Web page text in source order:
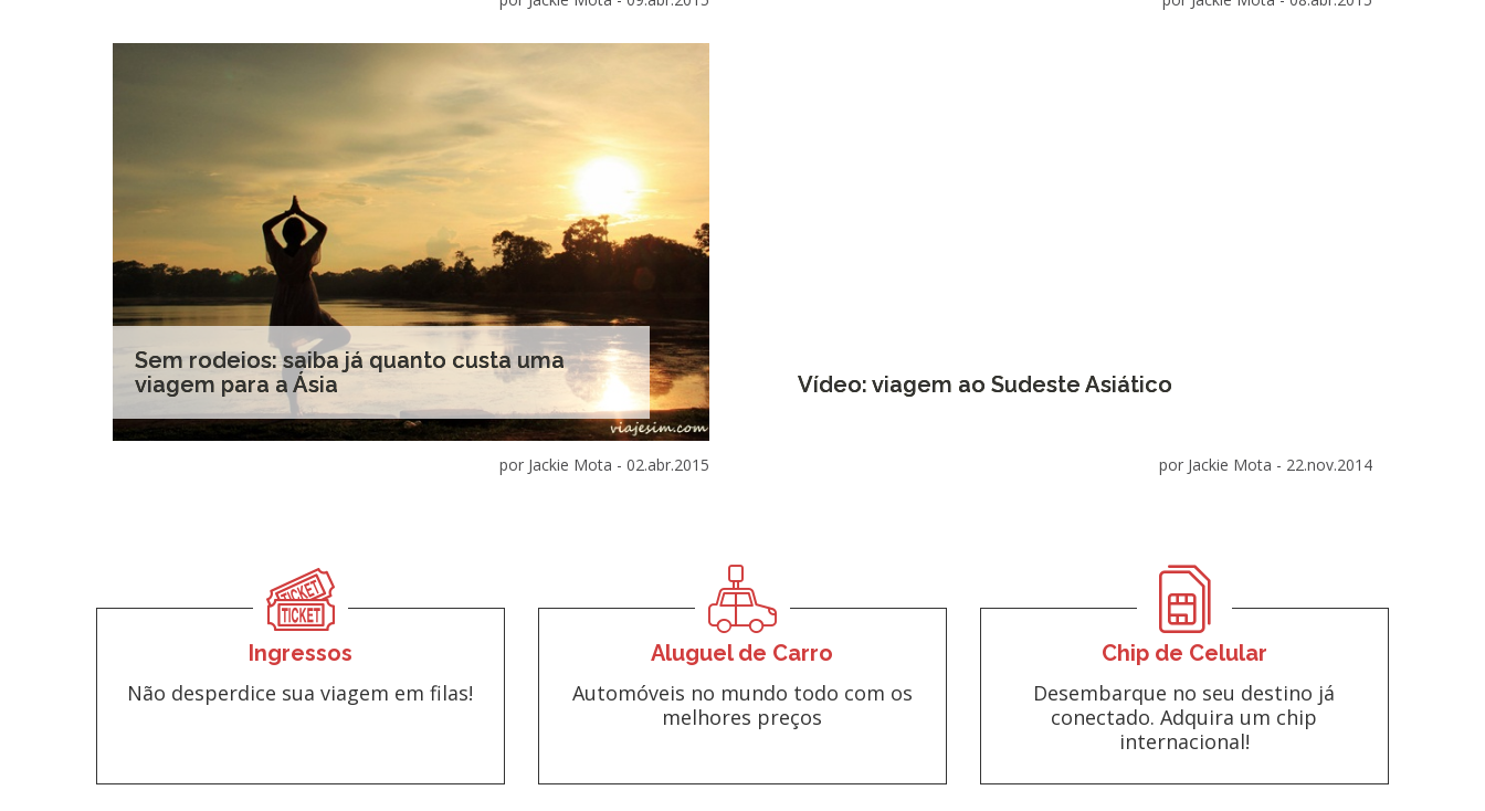
Sem rodeios: saiba já quanto custa uma
viagem para a Ásia
por Jackie Mota - 02.abr.2015
Vídeo: viagem ao Sudeste Asiático
por Jackie Mota - 22.nov.2014
Ingressos
Não desperdice sua viagem em filas!
Aluguel de Carro
Automóveis no mundo todo com os
melhores preços
Chip de Celular
Desembarque no seu destino já
conectado. Adquira um chip
internacional!